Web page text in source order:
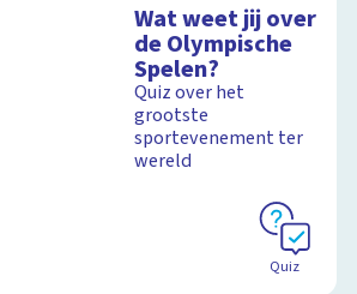
Wat weet jij over
de Olympische
Spelen?
Quiz over het
grootste
sportevenement ter
wereld
Quiz